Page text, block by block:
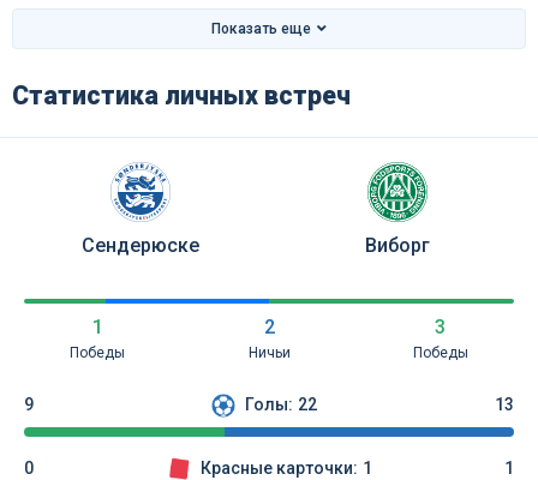
Показать еще
Статистика личных встреч
Сендерюске
1
Победы
2
Ничьи
3
Победы
Виборг
9 Голы: 22 13
0 Красные карточки: 1 1